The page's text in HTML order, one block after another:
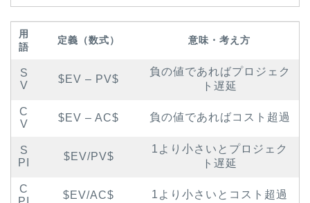
用
語
定義（数式） 意味・考え方
S
V
$EV – PV$
負の値であればプロジェク
ト遅延
C
V
$EV – AC$ 負の値であればコスト超過
S
PI
$EV/PV$
1より小さいとプロジェク
ト遅延
C
$EV/AC$ 1より小さいとコスト超過